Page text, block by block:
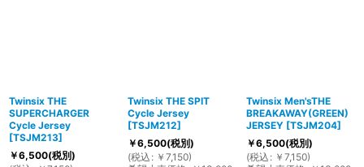
Twinsix THE
SUPERCHARGER
Cycle Jersey
[TSJM213]
￥6,500(税別)
Twinsix THE SPIT
Cycle Jersey
[TSJM212]
￥6,500(税別)
(税込 : ￥ 7,150)
Twinsix Men'sTHE
BREAKAWAY(GREEN)
JERSEY [TSJM204]
￥6,500(税別)
(税込 : ￥ 7,150)